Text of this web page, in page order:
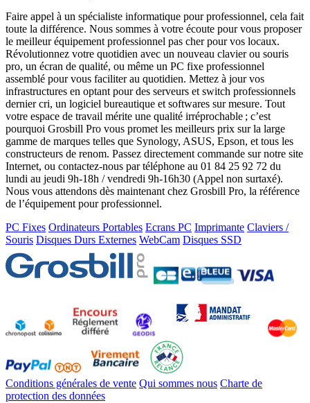
Faire appel à un spécialiste informatique pour professionnel, cela fait
toute la différence. Nous sommes à votre écoute pour vous proposer
le meilleur équipement professionnel pas cher pour vos locaux.
Révolutionnez votre quotidien avec un nouveau clavier ou souris
pro, un écran de qualité, ou même un PC fixe professionnel
assemblé pour vous faciliter au quotidien. Mettez à jour vos
infrastructures en optant pour des serveurs et switch professionnels
dernier cri, un logiciel bureautique et softwares sur mesure. Tout
votre espace de travail mérite une qualité irréprochable ; c’est
pourquoi Grosbill Pro vous promet les meilleurs prix sur la large
gamme de marques telles que Synology, ASUS, Epson, et tous les
constructeurs de renom. Passez directement commande sur notre site
Internet, ou contactez-nous par téléphone au 01 84 25 92 72 du
lundi au jeudi 9h-18h / vendredi 9h-16h30 (Appel non surtaxé).
Nous vous attendons dès maintenant chez Grosbill Pro, la référence
de l’équipement pour professionnel.
PC Fixes Ordinateurs Portables Ecrans PC Imprimante Claviers /
Souris Disques Durs Externes WebCam Disques SSD
Conditions générales de vente Qui sommes nous Charte de
protection des données